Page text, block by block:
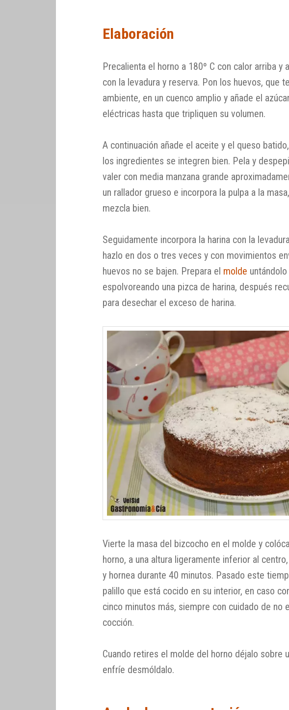
Elaboración
Precalienta el horno a 180º C con calor arriba y
con la levadura y reserva. Pon los huevos, que
ambiente, en un cuenco amplio y añade el
eléctricas hasta que tripliquen su volumen.
A continuación añade el aceite y el queso
los ingredientes se integren bien. Pela y
valer con media manzana grande
un rallador grueso e incorpora la pulpa a la
mezcla bien.
Seguidamente incorpora la harina con la
hazlo en dos o tres veces y con movimientos
huevos no se bajen. Prepara el molde
espolvoreando una pizca de harina, después
para desechar el exceso de harina.
Vierte la masa del bizcocho en el molde y
horno, a una altura ligeramente inferior al
y hornea durante 40 minutos. Pasado este
palillo que está cocido en su interior, en caso
cinco minutos más, siempre con cuidado de no
cocción.
Cuando retires el molde del horno déjalo sobre
enfríe desmóldalo.